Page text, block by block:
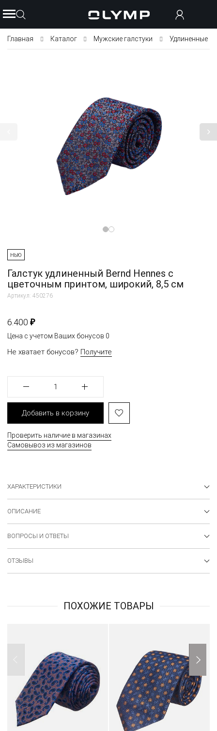
Главная Каталог Мужские галстуки Удлиненные
НЬЮ
Галстук удлиненный Bernd Hennes c
цветочным принтом, широкий, 8,5 см
Артикул: 450276
6.400 ₽
Цена с учетом Ваших бонусов 0
Не хватает бонусов? Получите
1
Добавить в корзину
Проверить наличие в магазинах
Самовывоз из магазинов
ХАРАКТЕРИСТИКИ
ОПИСАНИЕ
ВОПРОСЫ И ОТВЕТЫ
ОТЗЫВЫ
ПОХОЖИЕ ТОВАРЫ